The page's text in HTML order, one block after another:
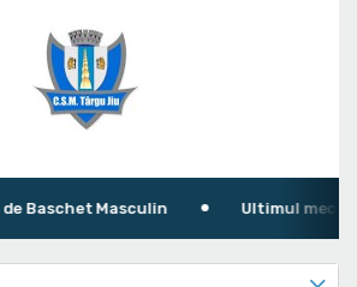
Masculin Ultimul meci: CSM